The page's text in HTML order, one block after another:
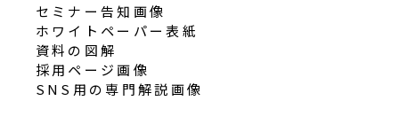
セミナー告知画像
ホワイトペーパー表紙
資料の図解
採用ページ画像
SNS用の専門解説画像